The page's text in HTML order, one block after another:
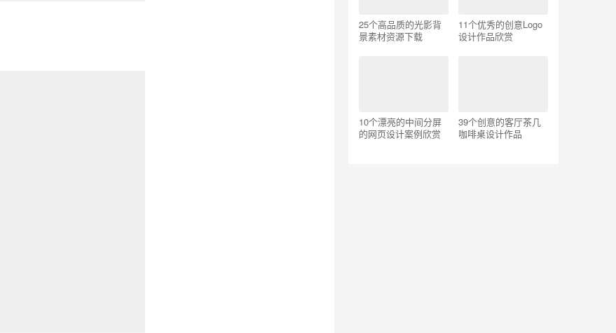
25个高品质的光影背
景素材资源下载
11个优秀的创意Logo
设计作品欣赏
10个漂亮的中间分屏
的网页设计案例欣赏
39个创意的客厅茶几
咖啡桌设计作品